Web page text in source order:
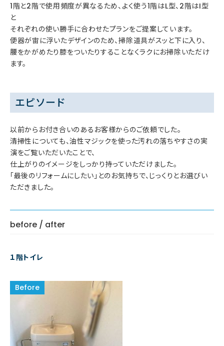
1階と2階で使用頻度が異なるため、よく使う1階はL型、2階はI型
と
それぞれの使い勝手に合わせたプランをご提案しています。
便器が宙に浮いたデザインのため、掃除道具がスッと下に入り、
腰をかがめたり膝をついたりすることなくラクにお掃除いただけ
ます。
エピソード
以前からお付き合いのあるお客様からのご依頼でした。
清掃性についても、油性マジックを使った汚れの落ちやすさの実
演をご覧いただいたことで、
仕上がりのイメージをしっかり持っていただけました。
「最後のリフォームにしたい」とのお気持ちで、じっくりとお選びい
ただきました。
before / after
１階トイレ